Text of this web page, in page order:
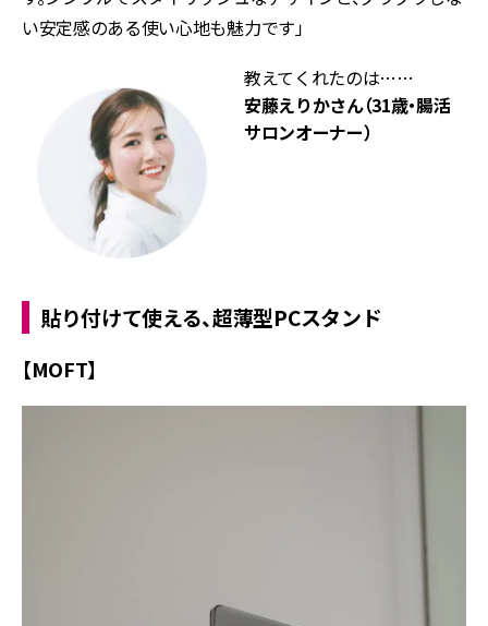
い安定感のある使い心地も魅力です」
教えてくれたのは……
安藤えりかさん（31歳・腸活
サロンオーナー）
貼り付けて使える、超薄型PCスタンド
【MOFT】